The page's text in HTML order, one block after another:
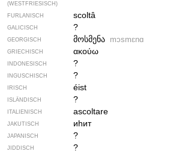
(WESTFRIESISCH)
FURLANISCH scoltâ
GALICISCH ?
GEORGISCH მოსმენა mɔsmɛnɑ
GRIECHISCH ακούω
INDONESISCH ?
INGUSCHISCH ?
IRISCH éist
ISLÄNDISCH ?
ITALIENISCH ascoltare
JAKUTISCH иһит
JAPANISCH ?
JIDDISCH ?